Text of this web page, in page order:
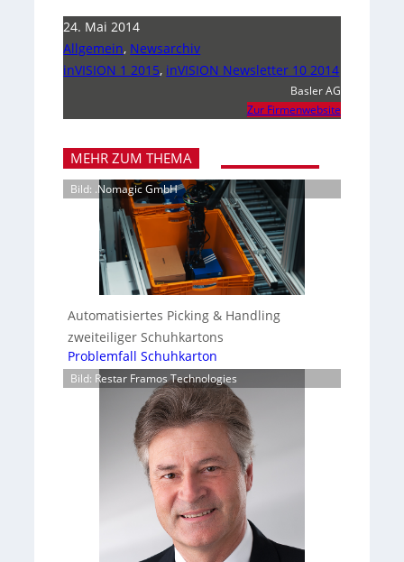
24. Mai 2014
Allgemein, Newsarchiv
inVISION 1 2015, inVISION Newsletter 10 2014
Basler AG
Zur Firmenwebsite
MEHR ZUM THEMA
Bild: .Nomagic GmbH
Automatisiertes Picking & Handling
zweiteiliger Schuhkartons
Problemfall Schuhkarton
Bild: Restar Framos Technologies